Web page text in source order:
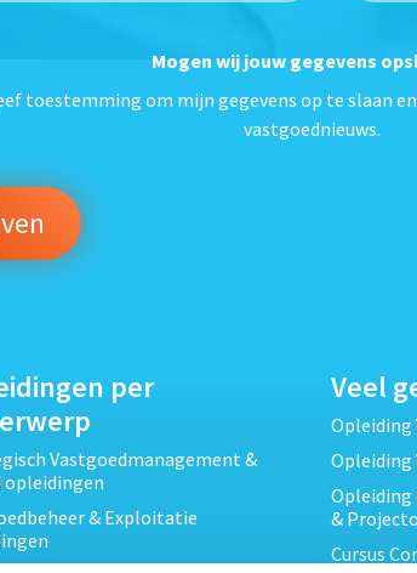
Mogen wij jouw gegevens
toestemming om mijn gegevens op te slaan
vastgoednieuws.
per
Vastgoedmanagement &
opleidingen
& Exploitatie
Veel
Opleiding
Opleiding
Opleiding
&
Cursus